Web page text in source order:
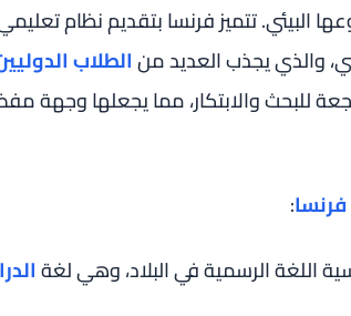
البيئي. تتميز فرنسا بتقديم نظام
والذي يجذب العديد منالطلاب
للبحث والابتكار، مما يجعلها وجهة
فرنسا:
اللغة الرسمية في البلاد، وهي لغة